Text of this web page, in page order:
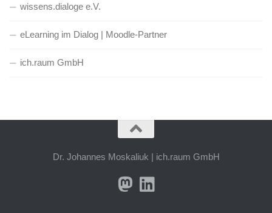
wissens.dialoge e.V.
eLearning im Dialog | Moodle-Partner
ich.raum GmbH
Dr. Johannes Moskaliuk | ich.raum GmbH